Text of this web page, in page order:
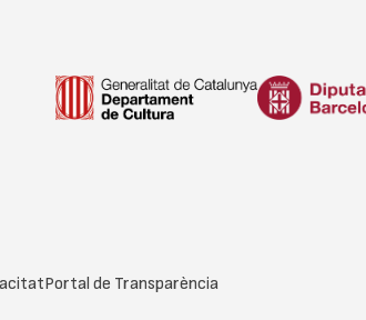
Portal de Transparència